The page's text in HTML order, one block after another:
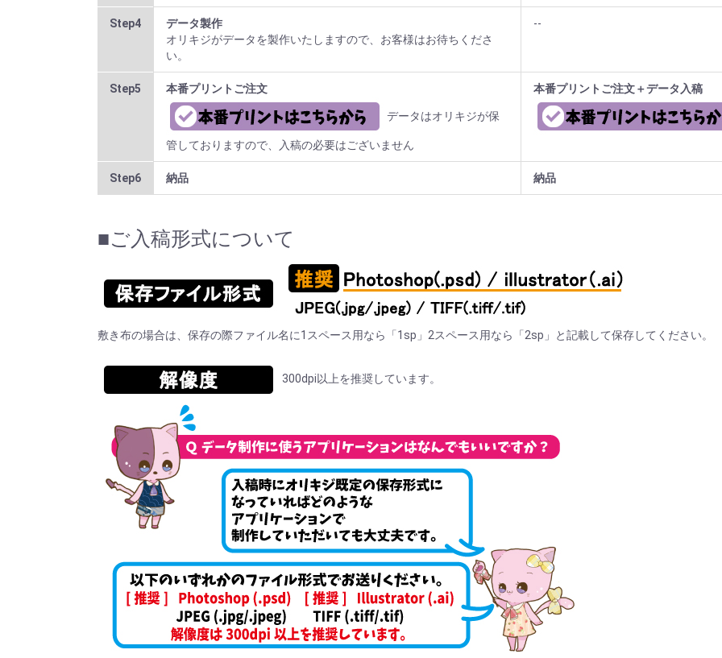
Step4
データ製作
オリキジがデータを製作いたしますので、お客様はお待ちくださ
い。
--
Step5 本番プリントご注文
データはオリキジが保
管しておりますので、入稿の必要はございません
本番プリントご注文＋データ入稿
Step6 納品 納品
■ご入稿形式について
敷き布の場合は、保存の際ファイル名に1スペース用なら「1sp」2スペース用なら「2sp」と記載して保存してください。
300dpi以上を推奨しています。